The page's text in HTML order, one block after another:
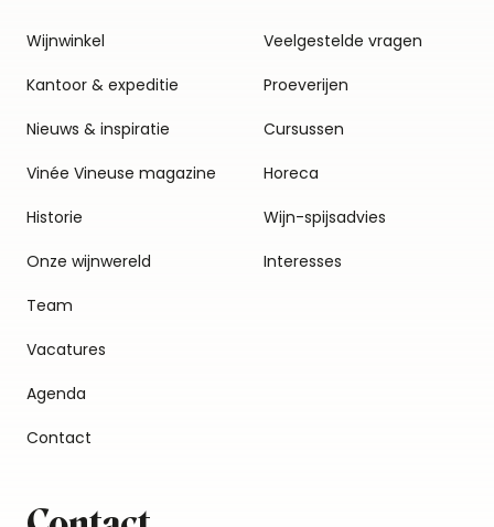
Wijnwinkel
Kantoor & expeditie
Nieuws & inspiratie
Vinée Vineuse magazine
Historie
Onze wijnwereld
Team
Vacatures
Agenda
Contact
Veelgestelde vragen
Proeverijen
Cursussen
Horeca
Wijn-spijsadvies
Interesses